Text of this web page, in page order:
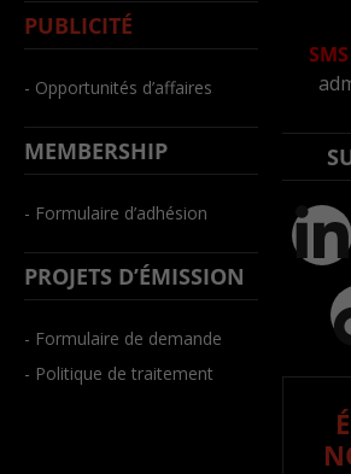
PUBLICITÉ
- Opportunités d’affaires
MEMBERSHIP
- Formulaire d’adhésion
PROJETS D’ÉMISSION
- Formulaire de demande
- Politique de traitement
SMS